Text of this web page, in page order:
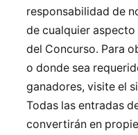
responsabilidad de
de cualquier
del Concurso. Para
o donde sea
ganadores, visite el
Todas las entradas
convertirán en